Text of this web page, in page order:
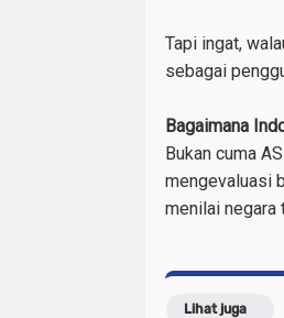
Tapi ingat,
sebagai
Bagaimana
Bukan cuma
mengevaluasi
menilai negara
Lihat juga